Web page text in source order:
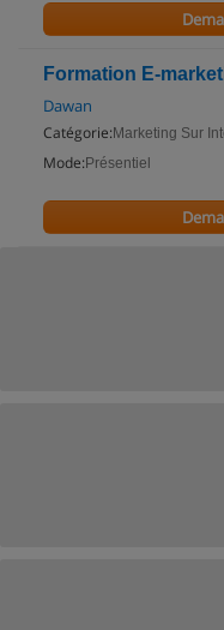
Formation E-
Dawan
Catégorie: Marketing Sur
Mode: Présentiel